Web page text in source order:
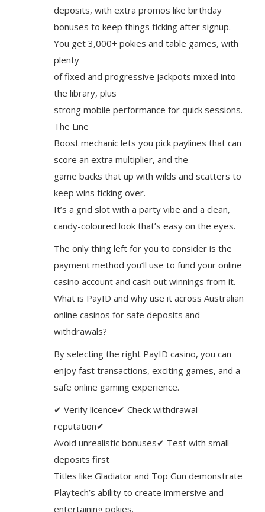
deposits, with extra promos like birthday
bonuses to keep things ticking after signup.
You get 3,000+ pokies and table games, with
plenty
of fixed and progressive jackpots mixed into
the library, plus
strong mobile performance for quick sessions.
The Line
Boost mechanic lets you pick paylines that can
score an extra multiplier, and the
game backs that up with wilds and scatters to
keep wins ticking over.
It’s a grid slot with a party vibe and a clean,
candy-coloured look that’s easy on the eyes.
The only thing left for you to consider is the
payment method you’ll use to fund your online
casino account and cash out winnings from it.
What is PayID and why use it across Australian
online casinos for safe deposits and
withdrawals?
By selecting the right PayID casino, you can
enjoy fast transactions, exciting games, and a
safe online gaming experience.
✔ Verify licence✔ Check withdrawal
reputation✔
Avoid unrealistic bonuses✔ Test with small
deposits first
Titles like Gladiator and Top Gun demonstrate
Playtech’s ability to create immersive and
entertaining pokies.